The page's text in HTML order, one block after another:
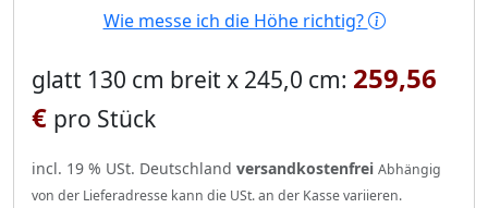
Wie messe ich die Höhe richtig?
glatt 130 cm breit x 245,0 cm: 259,56
€ pro Stück
incl. 19 % USt. Deutschland versandkostenfrei Abhängig
von der Lieferadresse kann die USt. an der Kasse variieren.